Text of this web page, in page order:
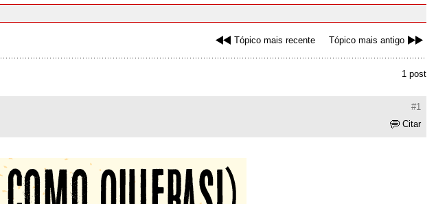
Tópico mais recente Tópico mais antigo
1 post
#1
Citar